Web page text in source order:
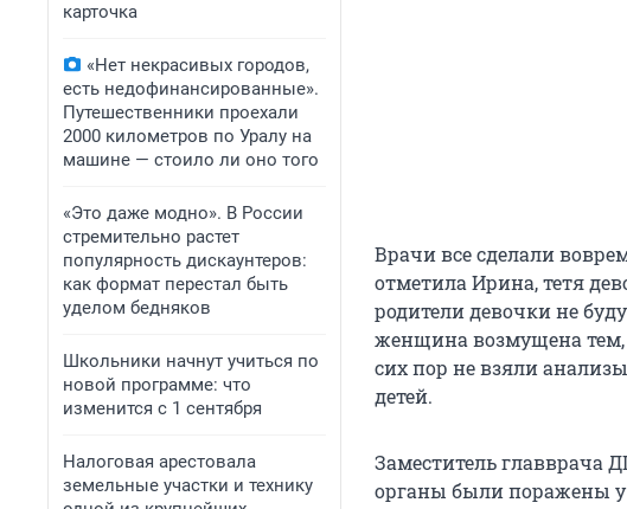
карточка
«Нет некрасивых городов,
есть недофинансированные».
Путешественники проехали
2000 километров по Уралу на
машине — стоило ли оно того
«Это даже модно». В России
стремительно растет
популярность дискаунтеров:
как формат перестал быть
уделом бедняков
Школьники начнут учиться по
новой программе: что
изменится с 1 сентября
Налоговая арестовала
земельные участки и технику
Врачи все сделали
отметила Ирина, тетя
родители девочки не
женщина возмущена тем,
сих пор не взяли
детей.
Заместитель главврача
органы были поражены у